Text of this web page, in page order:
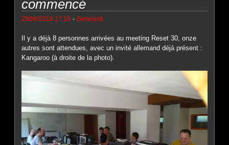
commencé
29/06/2018 17:19 -Genesis8
Il y a déjà 8 personnes arrivées au meeting Reset 30, onze
autres sont attendues, avec un invité allemand déjà présent :
Kangaroo (à droite de la photo).